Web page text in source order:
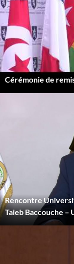
Cérémonie de
Rencontre
Taieb Baccouche –